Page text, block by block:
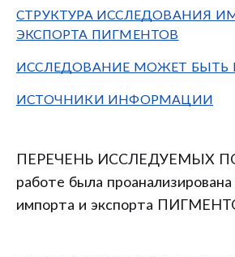
СТРУКТУРА ИССЛЕДОВАНИЯ
ЭКСПОРТА ПИГМЕНТОВ
ИССЛЕДОВАНИЕ МОЖЕТ БЫТЬ
ИСТОЧНИКИ ИНФОРМАЦИИ
ПЕРЕЧЕНЬ ИССЛЕДУЕМЫХ
работе была проанализирована
импорта и экспорта